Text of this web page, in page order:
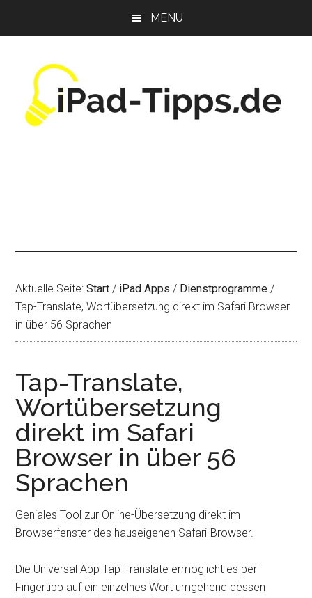
MENU
Aktuelle Seite:Start / iPad Apps / Dienstprogramme /
Tap-Translate, Wortübersetzung direkt im Safari Browser
in über 56 Sprachen
Tap-Translate,
Wortübersetzung
direkt im Safari
Browser in über 56
Sprachen
Geniales Tool zur Online-Übersetzung direkt im
Browserfenster des hauseigenen Safari-Browser.
Die Universal App Tap-Translate ermöglicht es per
Fingertipp auf ein einzelnes Wort umgehend dessen